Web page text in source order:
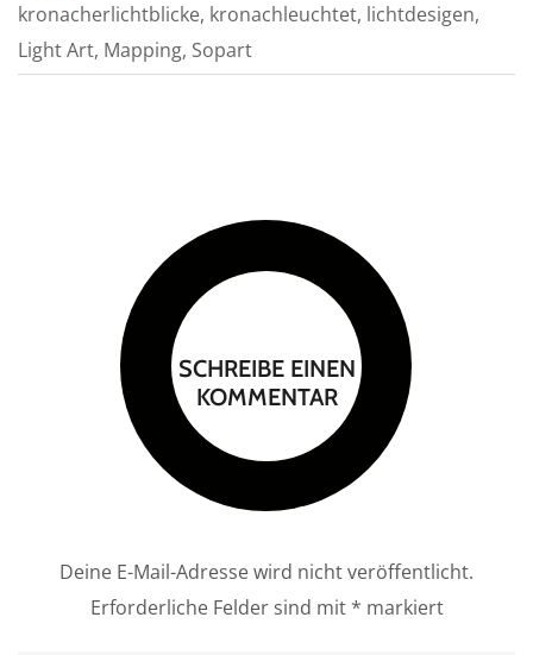
kronacherlichtblicke, kronachleuchtet, lichtdesigen,
Light Art, Mapping, Sopart
SCHREIBE EINEN
KOMMENTAR
Deine E-Mail-Adresse wird nicht veröffentlicht.
Erforderliche Felder sind mit * markiert